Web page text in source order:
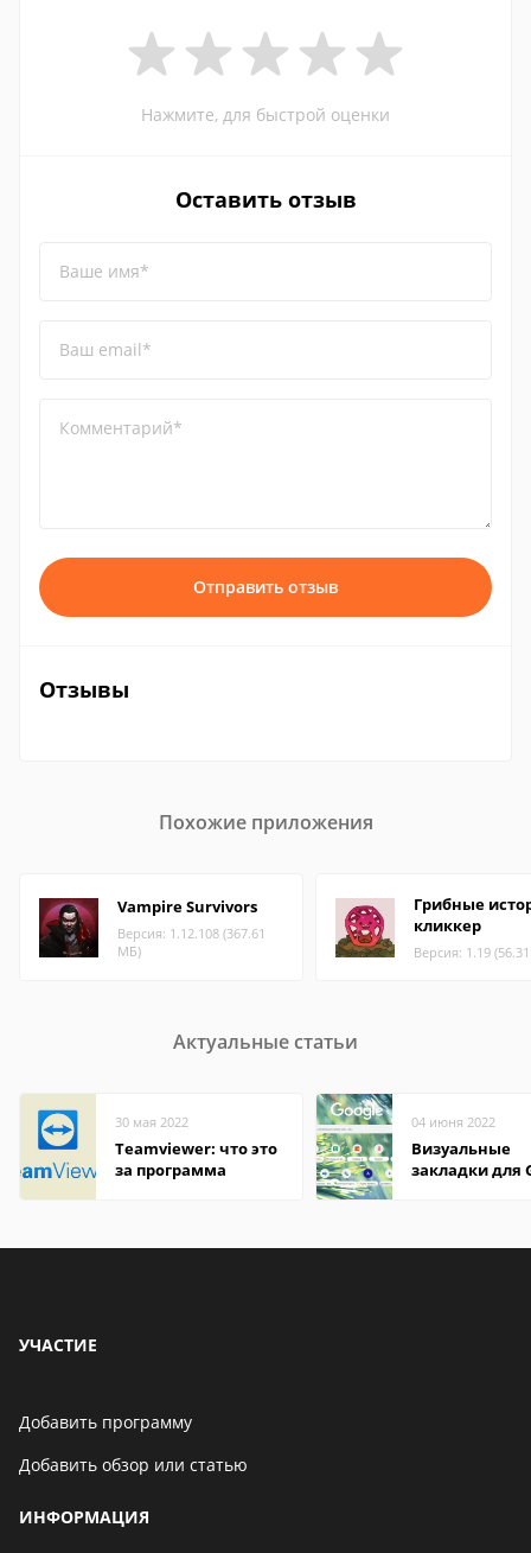
Нажмите, для быстрой оценки
Оставить отзыв
Ваше имя*
Ваш email*
Комментарий*
Отправить отзыв
Отзывы
Похожие приложения
Vampire Survivors
Версия: 1.12.108 (367.61
МБ)
Грибные
кликкер
Версия: 1.19
Актуальные статьи
30 мая 2022
Teamviewer: что это
за программа
04 июня 2022
Визуальные
закладки для
УЧАСТИЕ
Добавить программу
Добавить обзор или статью
ИНФОРМАЦИЯ